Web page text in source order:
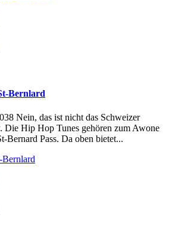
Bernlard
Nein, das ist nicht das Schweizer
Die Hip Hop Tunes gehören zum Awone
Bernard Pass. Da oben bietet...